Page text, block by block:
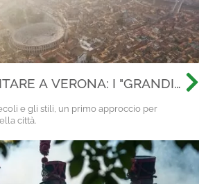
A VERONA: I "GRANDI
e gli stili, un primo approccio per
città.